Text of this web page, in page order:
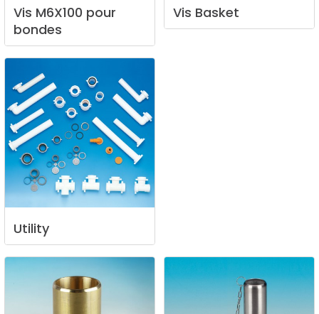
Vis M6X100 pour
bondes
Vis Basket
Utility